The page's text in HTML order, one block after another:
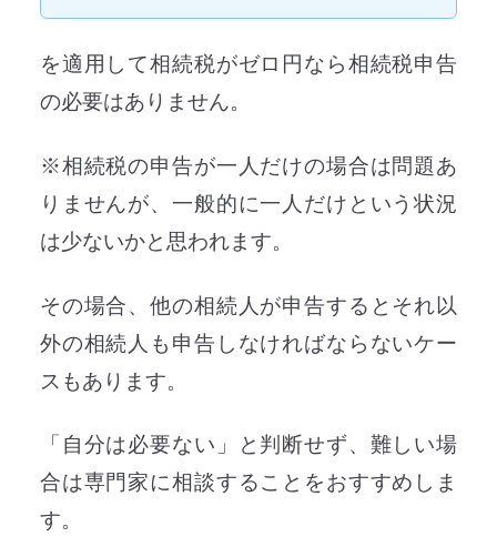
を適用して相続税がゼロ円なら相続税申告
の必要はありません。
※相続税の申告が一人だけの場合は問題あ
りませんが、一般的に一人だけという状況
は少ないかと思われます。
その場合、他の相続人が申告するとそれ以
外の相続人も申告しなければならないケー
スもあります。
「自分は必要ない」と判断せず、難しい場
合は専門家に相談することをおすすめしま
す。